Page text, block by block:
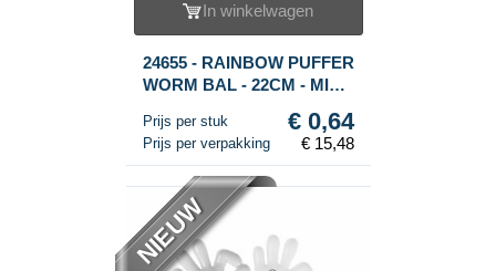
In winkelwagen
24655 - RAINBOW PUFFER
WORM BAL - 22CM - MIX
(24st.)
Prijs per stuk € 0,64
Prijs per verpakking € 15,48
NIEUW